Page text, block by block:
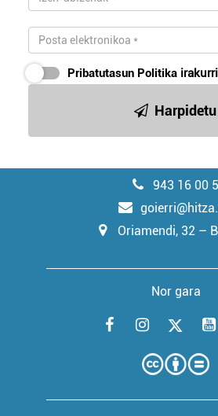
Pribatutasun Politika
Harpidetu
943 16 00
Oriamendi, 32 –
Nor gara